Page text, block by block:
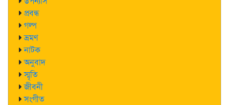
প্রবন্ধ
গল্প
ভ্রমণ
নাটক
অনুবাদ
স্মৃতি
জীবনী
সংগীত